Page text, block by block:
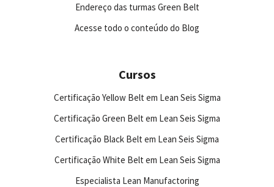
Endereço das turmas Green Belt
Acesse todo o conteúdo do Blog
Cursos
Certificação Yellow Belt em Lean Seis Sigma
Certificação Green Belt em Lean Seis Sigma
Certificação Black Belt em Lean Seis Sigma
Certificação White Belt em Lean Seis Sigma
Especialista Lean Manufactoring